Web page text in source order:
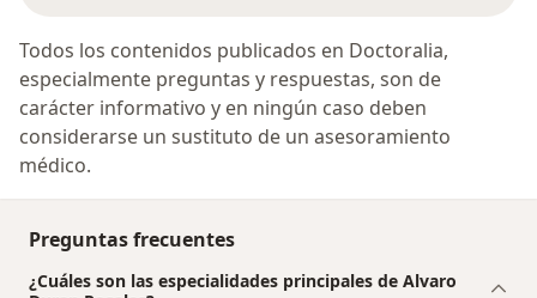
Todos los contenidos publicados en Doctoralia,
especialmente preguntas y respuestas, son de
carácter informativo y en ningún caso deben
considerarse un sustituto de un asesoramiento
médico.
Preguntas frecuentes
¿Cuáles son las especialidades principales de Alvaro